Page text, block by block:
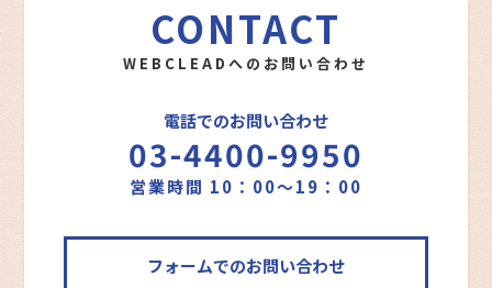
CONTACT
WEBCLEADへのお問い合わせ
電話でのお問い合わせ
03-4400-9950
営業時間 10：00～19：00
フォームでのお問い合わせ